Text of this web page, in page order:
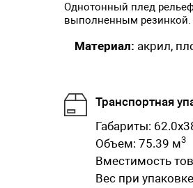
Однотонный плед
выполненным резинкой.
Материал: акрил,
Транспортная
Габариты:
Объем: 75.39 м3
Вместимость
Вес при